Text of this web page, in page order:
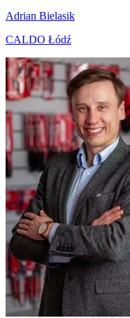
Adrian Bielasik
CALDO Łódź